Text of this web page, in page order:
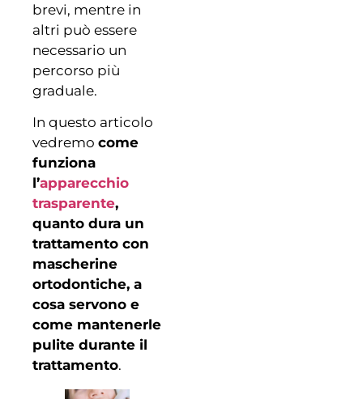
brevi, mentre in
altri può essere
necessario un
percorso più
graduale.
In questo articolo
vedremo come
funziona
l’apparecchio
trasparente,
quanto dura un
trattamento con
mascherine
ortodontiche, a
cosa servono e
come mantenerle
pulite durante il
trattamento.